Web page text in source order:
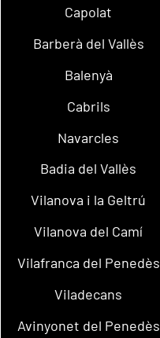
Capolat
Barberà del Vallès
Balenyà
Cabrils
Navarcles
Badia del Vallès
Vilanova i la Geltrú
Vilanova del Camí
Vilafranca del Penedès
Viladecans
Avinyonet del Penedès